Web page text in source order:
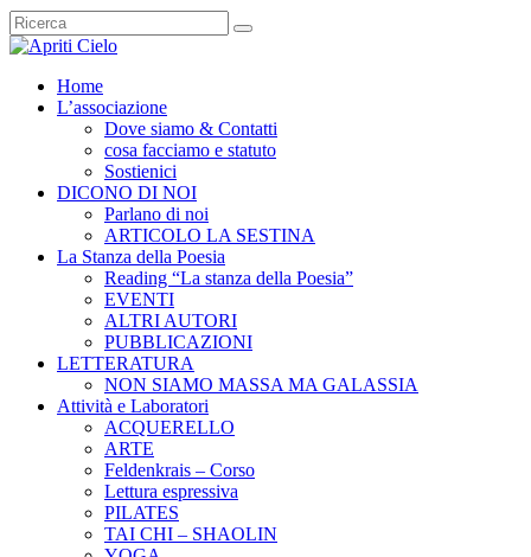
Home
L’associazione
Dove siamo & Contatti
cosa facciamo e statuto
Sostienici
DICONO DI NOI
Parlano di noi
ARTICOLO LA SESTINA
La Stanza della Poesia
Reading “La stanza della Poesia”
EVENTI
ALTRI AUTORI
PUBBLICAZIONI
LETTERATURA
NON SIAMO MASSA MA GALASSIA
Attività e Laboratori
ACQUERELLO
ARTE
Feldenkrais – Corso
Lettura espressiva
PILATES
TAI CHI – SHAOLIN